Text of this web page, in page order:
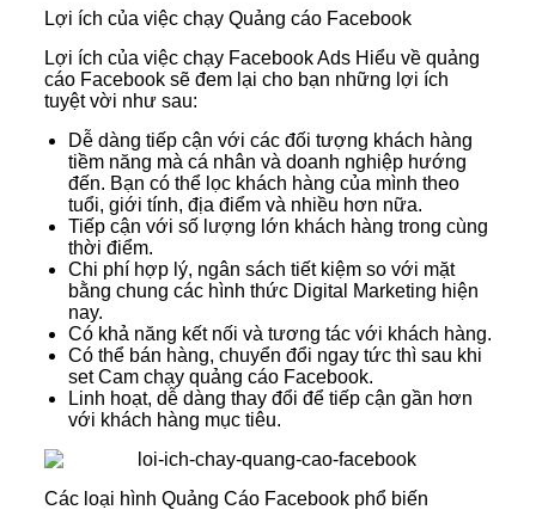
Lợi ích của việc chạy Quảng cáo Facebook
Lợi ích của việc chạy Facebook Ads Hiểu về quảng
cáo Facebook sẽ đem lại cho bạn những lợi ích
tuyệt vời như sau:
Dễ dàng tiếp cận với các đối tượng khách hàng
tiềm năng mà cá nhân và doanh nghiệp hướng
đến. Bạn có thể lọc khách hàng của mình theo
tuổi, giới tính, địa điểm và nhiều hơn nữa.
Tiếp cận với số lượng lớn khách hàng trong cùng
thời điểm.
Chi phí hợp lý, ngân sách tiết kiệm so với mặt
bằng chung các hình thức Digital Marketing hiện
nay.
Có khả năng kết nối và tương tác với khách hàng.
Có thể bán hàng, chuyển đổi ngay tức thì sau khi
set Cam chạy quảng cáo Facebook.
Linh hoạt, dễ dàng thay đổi để tiếp cận gần hơn
với khách hàng mục tiêu.
Các loại hình Quảng Cáo Facebook phổ biến